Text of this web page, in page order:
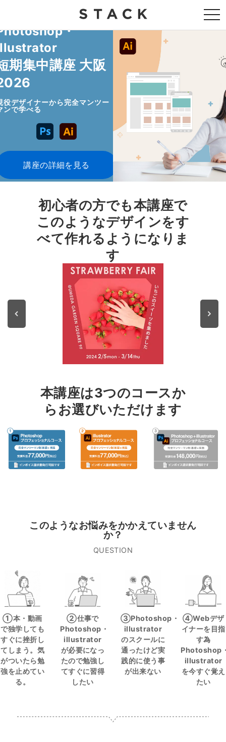
・
期集中講座 大阪
役デザイナーから完全マンツー
ンで学べる
講座の詳細を見る
初心者の方でも本講座で
このようなデザインをす
べて作れるようになりま
す
本講座は3つのコースか
らお選びいただけます
このようなお悩みをかかえていません
か？
QUESTION
①本・動画
で独学しても
すぐに挫折し
てしまう。気
がついたら勉
強を止めてい
る。
②仕事で
Photoshop・
illustrator
が必要になっ
たので勉強し
てすぐに習得
したい
③Photoshop・
illustrator
のスクールに
通ったけど実
践的に使う事
が出来ない
④Webデザ
イナーを目指
す為
Photoshop
illustrator
を今すぐ覚え
たい